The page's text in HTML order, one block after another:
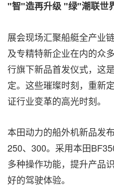
"智"造再升级 "绿"潮联世
展会现场汇聚船艇全产业
及专精特新企业在内的众
行旗下新品首发仪式，这
定。这些璀璨时刻，重新
证行业变革的高光时刻。
本田动力的船外机新品发
250、300。采用本田
多种操作功能，提升产品
好的驾驶体验。